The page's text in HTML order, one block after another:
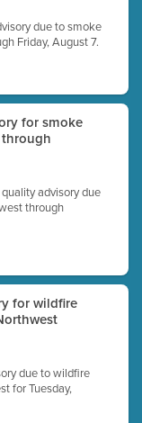
due to smoke
Friday, August 7.
for smoke
advisory due
through
for wildfire
due to wildfire
for Tuesday,